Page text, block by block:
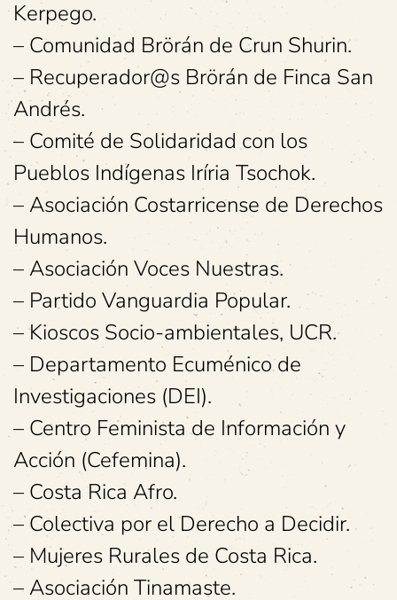
Kerpego.
– Comunidad Brörán de Crun Shurin.
– Recuperador@s Brörán de Finca San
Andrés.
– Comité de Solidaridad con los
Pueblos Indígenas Iríria Tsochok.
– Asociación Costarricense de Derechos
Humanos.
– Asociación Voces Nuestras.
– Partido Vanguardia Popular.
– Kioscos Socio-ambientales, UCR.
– Departamento Ecuménico de
Investigaciones (DEI).
– Centro Feminista de Información y
Acción (Cefemina).
– Costa Rica Afro.
– Colectiva por el Derecho a Decidir.
– Mujeres Rurales de Costa Rica.
– Asociación Tinamaste.